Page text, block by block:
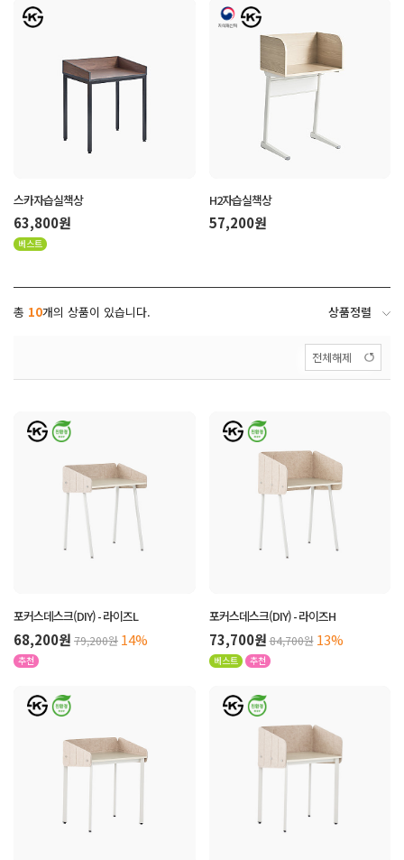
스카자습실책상
63,800원
베스트
H2자습실책상
57,200원
총 10개의 상품이 있습니다. 상품정렬
전체해제
포커스데스크(DIY) - 라이즈L
68,200원 79,200원 14%
추천
포커스데스크(DIY) - 라이즈H
73,700원 84,700원 13%
베스트 추천